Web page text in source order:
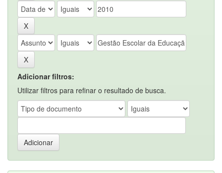
Adicionar filtros:
Utilizar filtros para refinar o resultado de busca.